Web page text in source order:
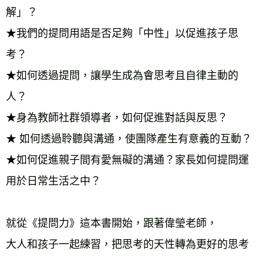
解」？
★我們的提問用語是否足夠「中性」以促進孩子思
考？
★如何透過提問，讓學生成為會思考且自律主動的
人？
★身為教師社群領導者，如何促進對話與反思？
★ 如何透過聆聽與溝通，使團隊產生有意義的互動？
★如何促進親子間有愛無礙的溝通？家長如何提問運
用於日常生活之中？
就從《提問力》這本書開始，跟著偉瑩老師，
大人和孩子一起練習，把思考的天性轉為更好的思考